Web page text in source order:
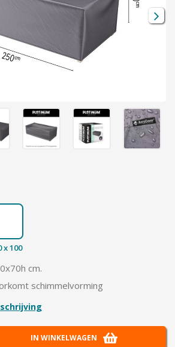
x 100
cm.
schimmelvorming
IN WINKELWAGEN